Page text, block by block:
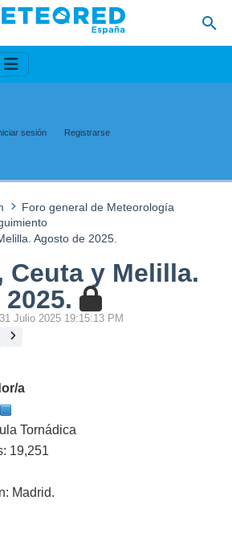
sesión Registrarse
Foro general de Meteorología
Agosto de 2025.
Ceuta y Melilla.
Julio 2025 19:15:13 PM
a
Tornádica
19,251
Madrid.